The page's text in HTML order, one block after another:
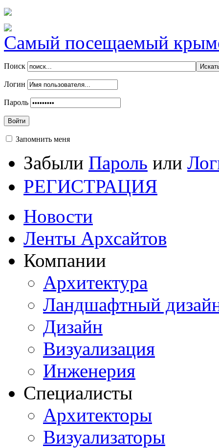
Самый посещаемый
Поиск
Логин
Пароль
Войти
Запомнить меня
Забыли Пароль или
РЕГИСТРАЦИЯ
Новости
Ленты Архсайтов
Компании
Архитектура
Ландшафтный
Дизайн
Визуализация
Инженерия
Специалисты
Архитекторы
Визуализаторы